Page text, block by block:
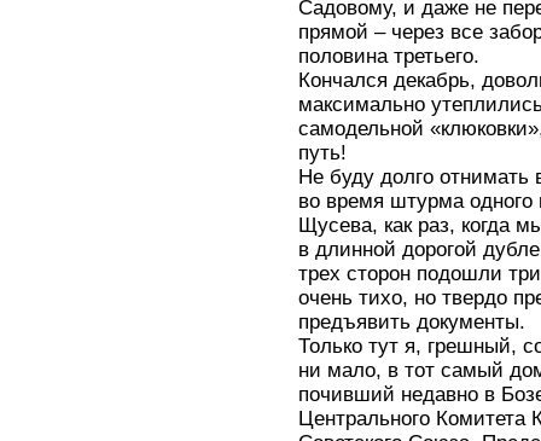
Садовому, и даже не
прямой – через все
половина третьего.
Кончался декабрь,
максимально
самодельной
путь!
Не буду долго отнимать
во время штурма
Щусева, как раз, когда
в длинной дорогой
трех сторон подошли
очень тихо, но твердо
предъявить документы.
Только тут я, грешный,
ни мало, в тот самый
почивший недавно в
Центрального